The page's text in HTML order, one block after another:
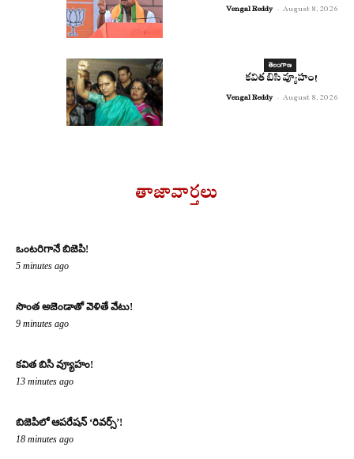
Vengal Reddy - August 8, 2026
తెలంగాణ
కవిత బిసి వ్యూహం!
Vengal Reddy - August 8, 2026
తాజావార్తలు
ఒంటరిగానే బిజెపి!
5 minutes ago
సొంత అజెండాతో వెళితే వేటు!
9 minutes ago
కవిత బిసి వ్యూహం!
13 minutes ago
బిజెపిలో ఆపరేషన్ ‘రివర్స్’!
18 minutes ago